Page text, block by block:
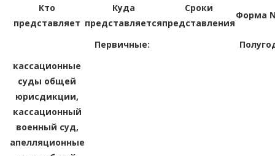
Кто
представляет
Куда
представляется
Сроки
представления
Форма
Первичные:
кассационные
суды общей
юрисдикции,
кассационный
военный суд,
апелляционные